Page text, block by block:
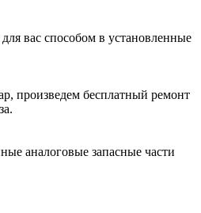
вас способом в установленные
произведем бесплатный ремонт
аналоговые запасные части